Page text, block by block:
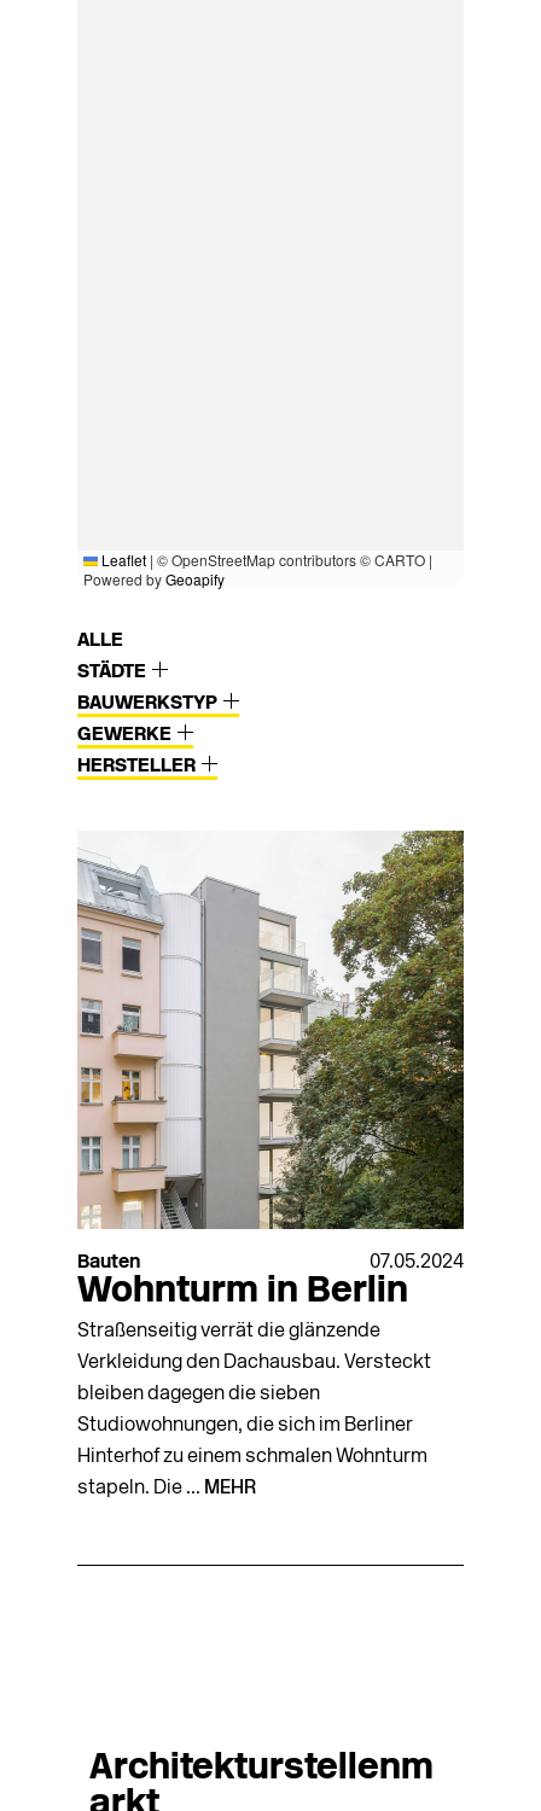
Leaflet | © OpenStreetMap contributors © CARTO |
Powered byGeoapify
ALLE
STÄDTE
BAUWERKSTYP
GEWERKE
HERSTELLER
Bauten 07.05.2024
Wohnturm in Berlin
Straßenseitig verrät die glänzende
Verkleidung den Dachausbau. Versteckt
bleiben dagegen die sieben
Studiowohnungen, die sich im Berliner
Hinterhof zu einem schmalen Wohnturm
stapeln. Die ... MEHR
Architekturstellenm